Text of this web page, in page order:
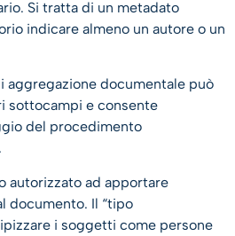
Si tratta di un metadato
indicare almeno un autore o un
aggregazione documentale può
sottocampi e consente
del procedimento
autorizzato ad apportare
documento. Il “tipo
i soggetti come persone